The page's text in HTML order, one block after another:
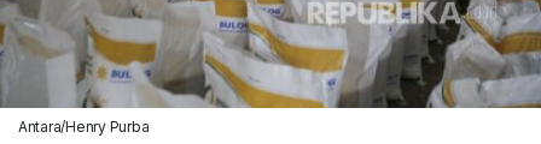
Antara/Henry Purba